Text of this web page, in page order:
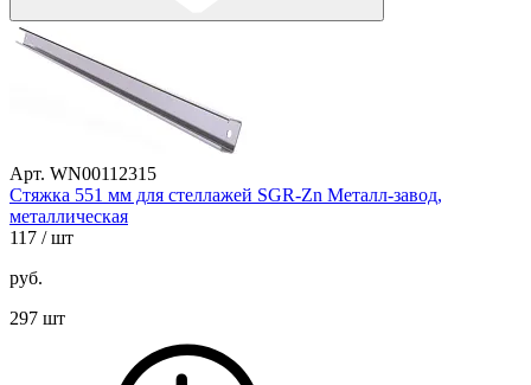
Арт. WN00112315
Стяжка 551 мм для стеллажей SGR-Zn Металл-завод,
металлическая
117 / шт
руб.
297 шт